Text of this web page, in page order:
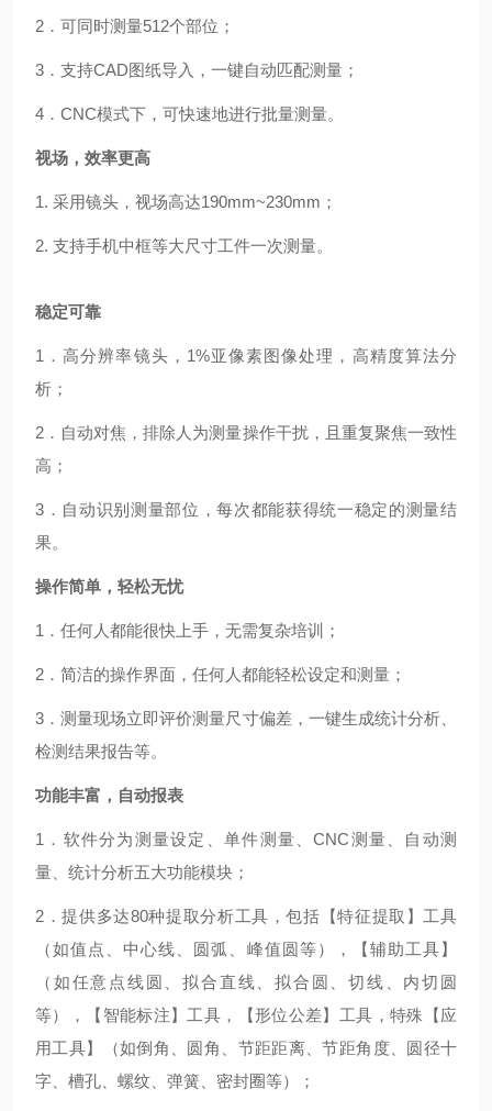
2．可同时测量512个部位；
3．支持CAD图纸导入，一键自动匹配测量；
4．CNC模式下，可快速地进行批量测量。
视场，效率更高
1. 采用镜头，视场高达190mm~230mm；
2. 支持手机中框等大尺寸工件一次测量。
稳定可靠
1．高分辨率镜头，1%亚像素图像处理，高精度算法分
析；
2．自动对焦，排除人为测量操作干扰，且重复聚焦一致性
高；
3．自动识别测量部位，每次都能获得统一稳定的测量结
果。
操作简单，轻松无忧
1．任何人都能很快上手，无需复杂培训；
2．简洁的操作界面，任何人都能轻松设定和测量；
3．测量现场立即评价测量尺寸偏差，一键生成统计分析、
检测结果报告等。
功能丰富，自动报表
1．软件分为测量设定、单件测量、CNC测量、自动测
量、统计分析五大功能模块；
2．提供多达80种提取分析工具，包括【特征提取】工具
（如值点、中心线、圆弧、峰值圆等），【辅助工具】
（如任意点线圆、拟合直线、拟合圆、切线、内切圆
等），【智能标注】工具，【形位公差】工具，特殊【应
用工具】（如倒角、圆角、节距距离、节距角度、圆径十
字、槽孔、螺纹、弹簧、密封圈等）；